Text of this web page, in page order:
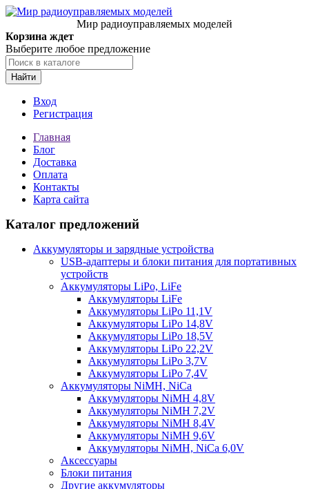
Мир радиоуправляемых моделей
Корзина ждет
Выберите любое предложение
Найти
Вход
Регистрация
Главная
Блог
Доставка
Оплата
Контакты
Карта сайта
Каталог предложений
Аккумуляторы и зарядные устройства
USB-адаптеры и блоки питания для портативных
устройств
Аккумуляторы LiPo, LiFe
Аккумуляторы LiFe
Аккумуляторы LiPo 11,1V
Аккумуляторы LiPo 14,8V
Аккумуляторы LiPo 18,5V
Аккумуляторы LiPo 22,2V
Аккумуляторы LiPo 3,7V
Аккумуляторы LiPo 7,4V
Аккумуляторы NiMH, NiCa
Аккумуляторы NiMH 4,8V
Аккумуляторы NiMH 7,2V
Аккумуляторы NiMH 8,4V
Аккумуляторы NiMH 9,6V
Аккумуляторы NiMH, NiCa 6,0V
Аксессуары
Блоки питания
Другие аккумуляторы